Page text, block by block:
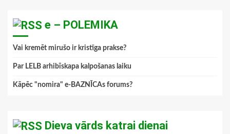
e – POLEMIKA
Vai kremēt mirušo ir kristīga prakse?
Par LELB arhibīskapa kalpošanas laiku
Kāpēc "nomira" e-BAZNĪCAs forums?
Dieva vārds katrai dienai